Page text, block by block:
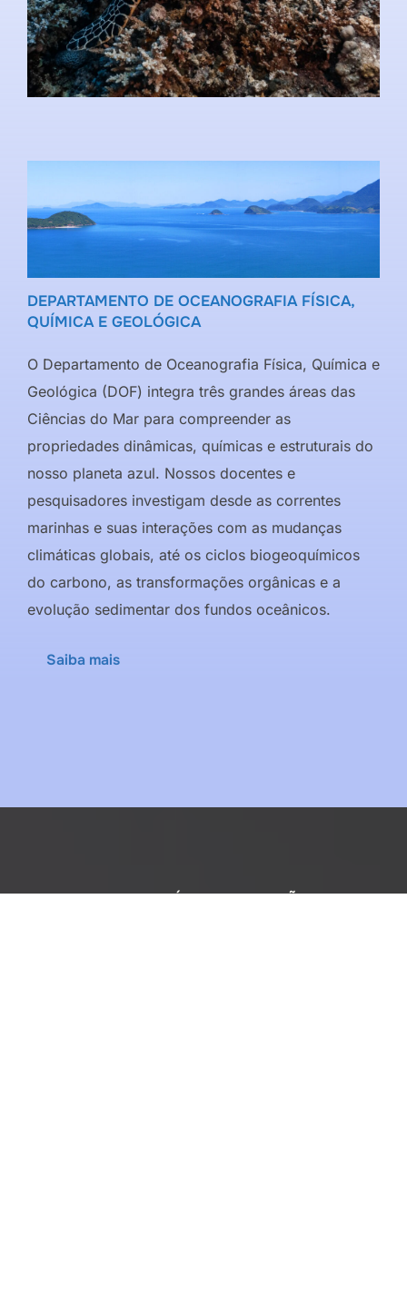
DEPARTAMENTO DE OCEANOGRAFIA FÍSICA,
QUÍMICA E GEOLÓGICA
O Departamento de Oceanografia Física, Química e
Geológica (DOF) integra três grandes áreas das
Ciências do Mar para compreender as
propriedades dinâmicas, químicas e estruturais do
nosso planeta azul. Nossos docentes e
pesquisadores investigam desde as correntes
marinhas e suas interações com as mudanças
climáticas globais, até os ciclos biogeoquímicos
do carbono, as transformações orgânicas e a
evolução sedimentar dos fundos oceânicos.
Saiba mais
IMPACTO CIENTÍFICO E CONEXÃO COM